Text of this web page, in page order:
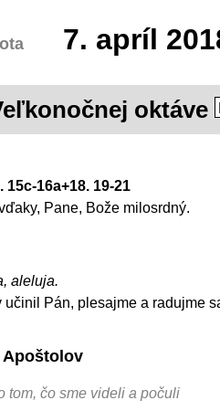
7. apríl
oktáve
15c-16a+18. 19-21
Pane, Bože milosrdný.
aleluja.
učinil Pán, plesajme a radujme
Apoštolov
tom, čo sme videli a počuli